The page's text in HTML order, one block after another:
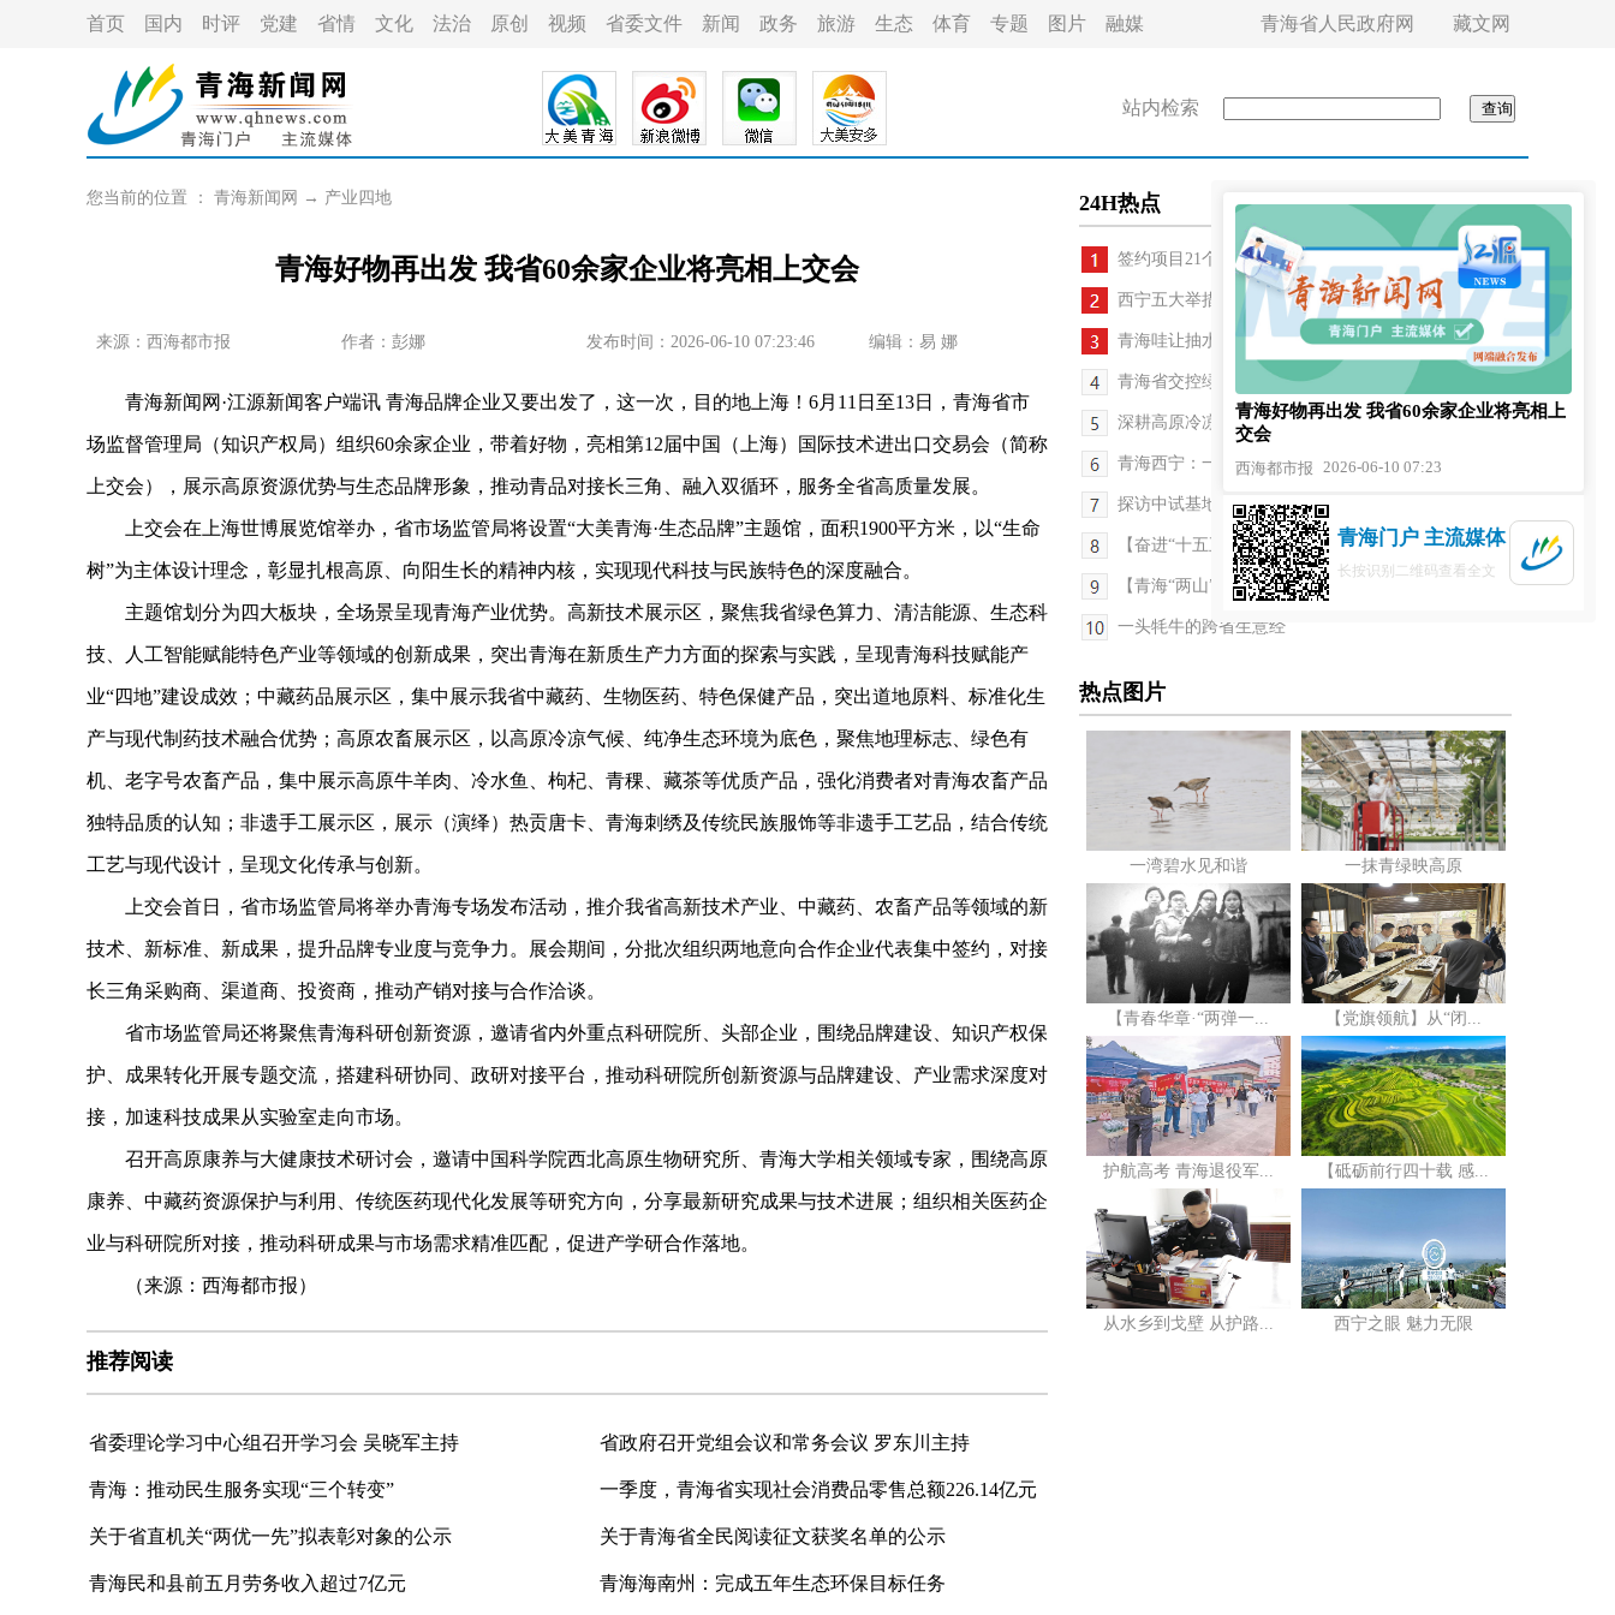
首页 国内 时评 党建 省情 文化 法治 原创 视频 省委文件 新闻 政务 旅游 生态 体育 专题 图片 融媒 青海省人民政府网 藏文网
站内检索
您当前的位置 ： 青海新闻网 → 产业四地
青海好物再出发 我省60余家企业将亮相上交会
来源： 西海都市报 作者： 彭娜 发布时间：2026-06-10 07:23:46 编辑：易 娜
青海新闻网·江源新闻客户端讯 青海品牌企业又要出发了，这一次，目的地上海！6月11日至13日，青海省市
场监督管理局（知识产权局）组织60余家企业，带着好物，亮相第12届中国（上海）国际技术进出口交易会（简称
上交会），展示高原资源优势与生态品牌形象，推动青品对接长三角、融入双循环，服务全省高质量发展。
上交会在上海世博展览馆举办，省市场监管局将设置“大美青海·生态品牌”主题馆，面积1900平方米，以“生命
树”为主体设计理念，彰显扎根高原、向阳生长的精神内核，实现现代科技与民族特色的深度融合。
主题馆划分为四大板块，全场景呈现青海产业优势。高新技术展示区，聚焦我省绿色算力、清洁能源、生态科
技、人工智能赋能特色产业等领域的创新成果，突出青海在新质生产力方面的探索与实践，呈现青海科技赋能产
业“四地”建设成效；中藏药品展示区，集中展示我省中藏药、生物医药、特色保健产品，突出道地原料、标准化生
产与现代制药技术融合优势；高原农畜展示区，以高原冷凉气候、纯净生态环境为底色，聚焦地理标志、绿色有
机、老字号农畜产品，集中展示高原牛羊肉、冷水鱼、枸杞、青稞、藏茶等优质产品，强化消费者对青海农畜产品
独特品质的认知；非遗手工展示区，展示（演绎）热贡唐卡、青海刺绣及传统民族服饰等非遗手工艺品，结合传统
工艺与现代设计，呈现文化传承与创新。
上交会首日，省市场监管局将举办青海专场发布活动，推介我省高新技术产业、中藏药、农畜产品等领域的新
技术、新标准、新成果，提升品牌专业度与竞争力。展会期间，分批次组织两地意向合作企业代表集中签约，对接
长三角采购商、渠道商、投资商，推动产销对接与合作洽谈。
省市场监管局还将聚焦青海科研创新资源，邀请省内外重点科研院所、头部企业，围绕品牌建设、知识产权保
护、成果转化开展专题交流，搭建科研协同、政研对接平台，推动科研院所创新资源与品牌建设、产业需求深度对
接，加速科技成果从实验室走向市场。
召开高原康养与大健康技术研讨会，邀请中国科学院西北高原生物研究所、青海大学相关领域专家，围绕高原
康养、中藏药资源保护与利用、传统医药现代化发展等研究方向，分享最新研究成果与技术进展；组织相关医药企
业与科研院所对接，推动科研成果与市场需求精准匹配，促进产学研合作落地。
（来源：西海都市报）
推荐阅读
省委理论学习中心组召开学习会 吴晓军主持 省政府召开党组会议和常务会议 罗东川主持
青海：推动民生服务实现“三个转变” 一季度，青海省实现社会消费品零售总额226.14亿元
关于省直机关“两优一先”拟表彰对象的公示 关于青海省全民阅读征文获奖名单的公示
青海民和县前五月劳务收入超过7亿元 青海海南州：完成五年生态环保目标任务
24H热点
签约项目21个 达成意向签约金额1400万元 西宁...
西宁五大举措深化普惠金融改革
青海哇让抽水蓄能电站地下厂房启动建设
青海省交控绿产公司分布式光伏绿证挂牌入市
深耕高原冷凉农产品 打通青货跨境出海新通道
青海西宁：一条冷链通全国高原好物从“鲜”出发
探访中试基地的盐湖转化密码——西宁迈向“世界级...
【奋进“十五五”·真抓实干谱新篇】新政松绑赋能 ...
【青海“两山”答卷】青海杜鹃：美了山野 富了乡村
一头牦牛的跨省生意经
热点图片
一湾碧水见和谐 一抹青绿映高原
【青春华章·“两弹一... 【党旗领航】从“闭...
护航高考 青海退役军... 【砥砺前行四十载 感...
从水乡到戈壁 从护路... 西宁之眼 魅力无限
青海好物再出发 我省60余家企业将亮相上
交会
西海都市报 2026-06-10 07:23
青海门户 主流媒体
长按识别二维码查看全文